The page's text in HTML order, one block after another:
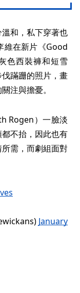
和，私下穿著也
維在新片《Good
色西裝褲和短雪
蹣跚的照片，畫
注與擔憂。
Rogen）一臉淡
不抬，因此也有
需，而劇組面對
January